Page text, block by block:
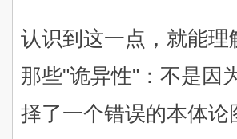
认识到这一点，就能
那些"诡异性"：不是因
择了一个错误的本体